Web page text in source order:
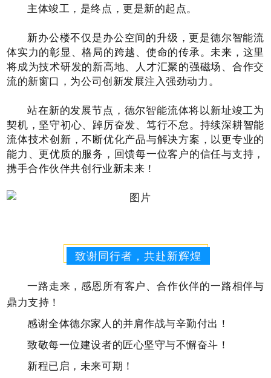
主体竣工，是终点，更是新的起点。
新办公楼不仅是办公空间的升级，更是德尔智能流
体实力的彰显、格局的跨越、使命的传承。未来，这里
将成为技术研发的新高地、人才汇聚的强磁场、合作交
流的新窗口，为公司创新发展注入强劲动力。
站在新的发展节点，德尔智能流体将以新址竣工为
契机，坚守初心、踔厉奋发、笃行不怠。持续深耕智能
流体技术创新，不断优化产品与解决方案，以更专业的
能力、更优质的服务，回馈每一位客户的信任与支持，
携手合作伙伴共创行业新未来！
致谢同行者，共赴新辉煌
一路走来，感恩所有客户、合作伙伴的一路相伴与
鼎力支持！
感谢全体德尔家人的并肩作战与辛勤付出！
致敬每一位建设者的匠心坚守与不懈奋斗！
新程已启，未来可期！